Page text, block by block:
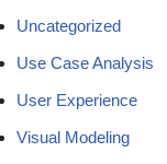
Uncategorized
Use Case Analysis
User Experience
Visual Modeling